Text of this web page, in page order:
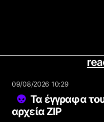
09/08/2026 10:29
Τα έγγραφα
αρχεία ZIP